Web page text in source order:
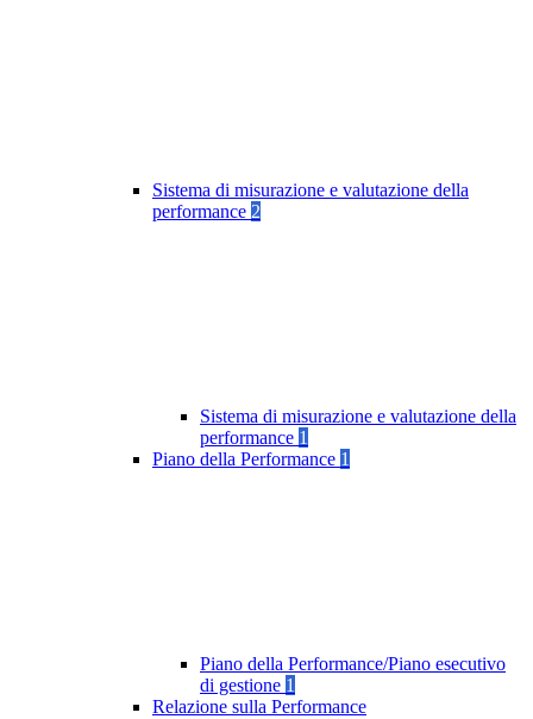
Sistema di misurazione e valutazione della
performance 2
Sistema di misurazione e valutazione della
performance 1
Piano della Performance 1
Piano della Performance/Piano esecutivo
di gestione 1
Relazione sulla Performance